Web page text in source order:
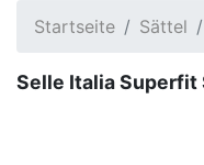
Startseite Sättel
Selle Italia